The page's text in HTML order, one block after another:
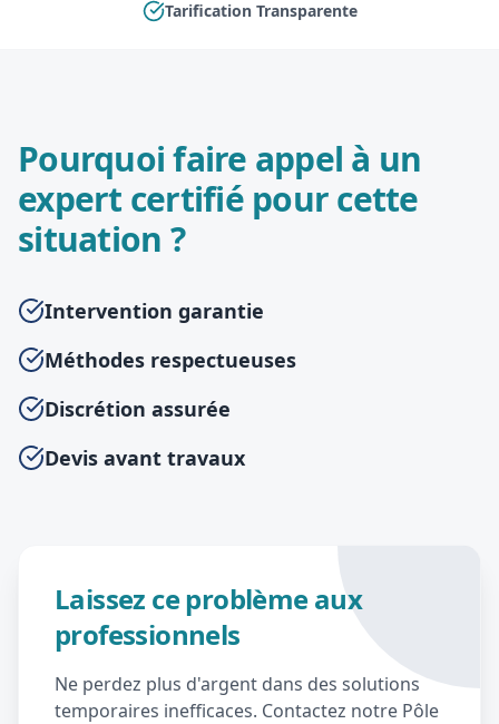
Tarification Transparente
Pourquoi faire appel à un
expert certifié pour cette
situation ?
Intervention garantie
Méthodes respectueuses
Discrétion assurée
Devis avant travaux
Laissez ce problème aux
professionnels
Ne perdez plus d'argent dans des solutions
temporaires inefficaces. Contactez notre Pôle